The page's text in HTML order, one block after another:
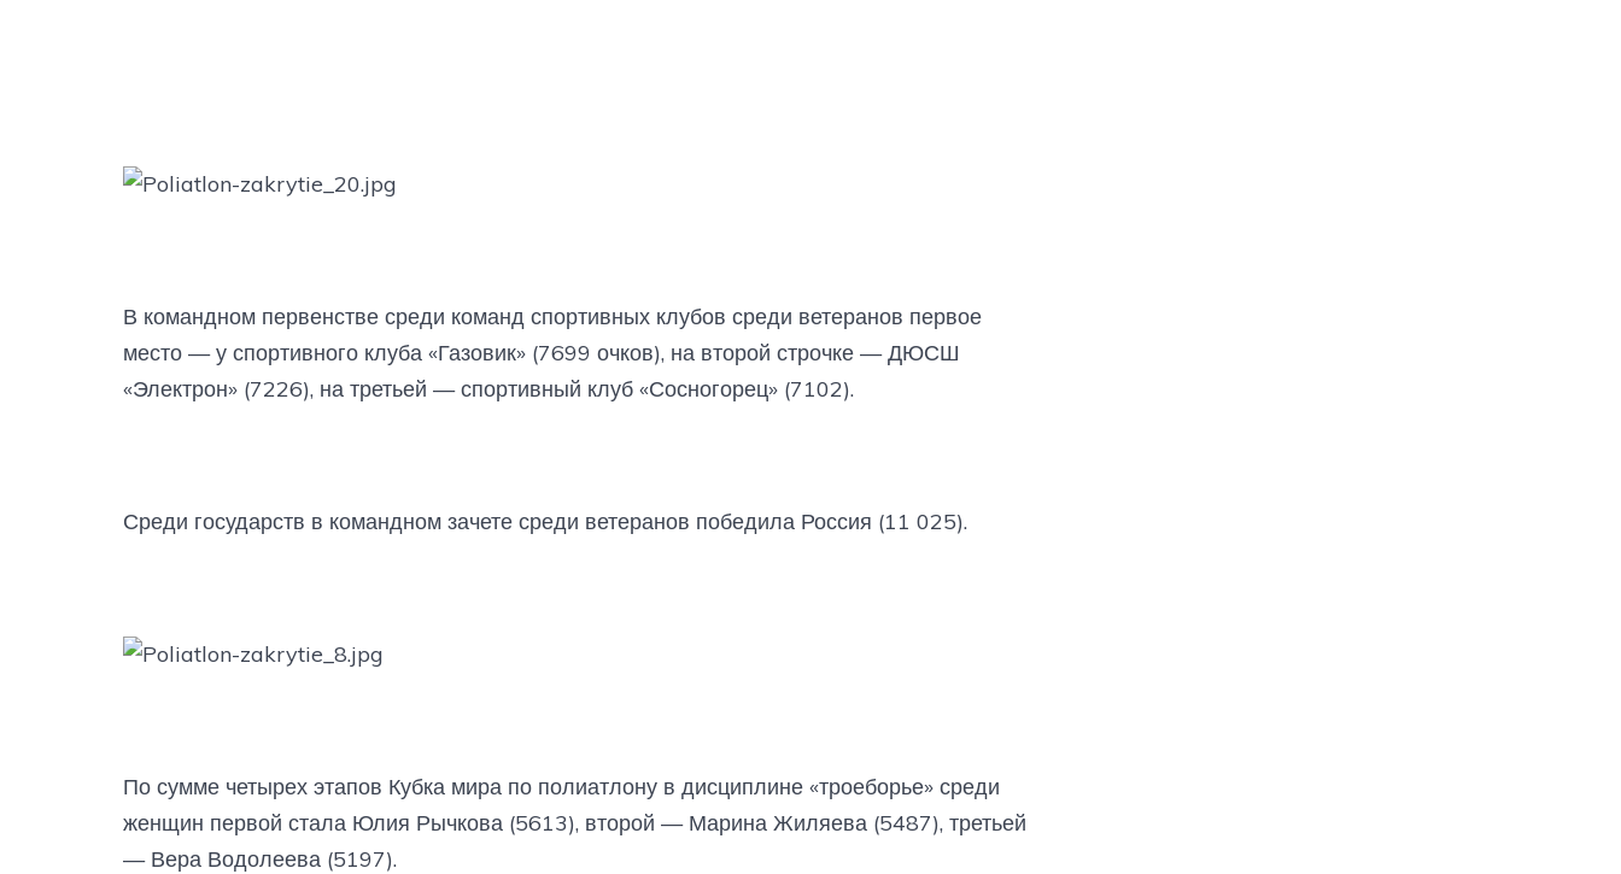
В командном первенстве среди команд спортивных клубов среди ветеранов первое
место — у спортивного клуба «Газовик» (7699 очков), на второй строчке — ДЮСШ
«Электрон» (7226), на третьей — спортивный клуб «Сосногорец» (7102).
Среди государств в командном зачете среди ветеранов победила Россия (11 025).
По сумме четырех этапов Кубка мира по полиатлону в дисциплине «троеборье» среди
женщин первой стала Юлия Рычкова (5613), второй — Марина Жиляева (5487), третьей
— Вера Водолеева (5197).